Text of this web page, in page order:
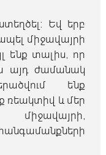
Եվ երբ
միջավայրի
ենք տալիս, որ
այդ ժամանակ
ենք
ռեակտիվ և մեր